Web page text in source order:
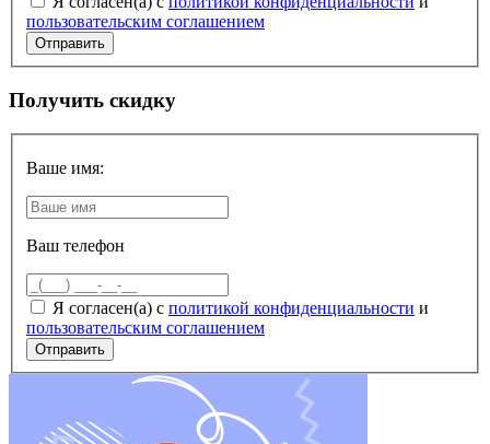
пользовательским соглашением
Получить скидку
Ваше имя:
Ваш телефон
Я согласен(а) с политикой конфиденциальности и
пользовательским соглашением